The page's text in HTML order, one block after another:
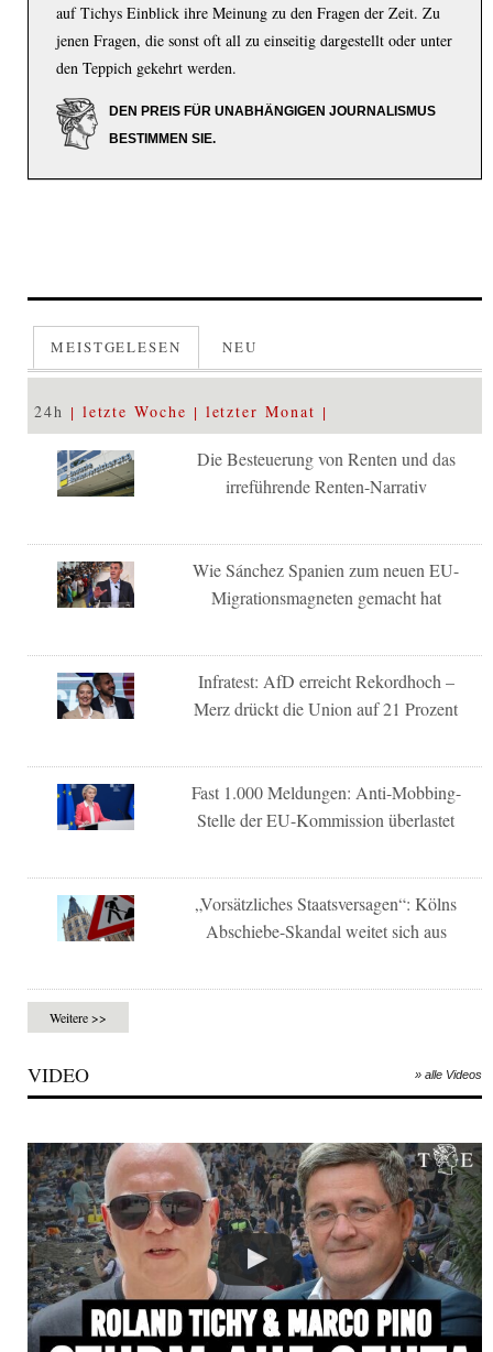
auf Tichys Einblick ihre Meinung zu den Fragen der Zeit. Zu
jenen Fragen, die sonst oft all zu einseitig dargestellt oder unter
den Teppich gekehrt werden.
DEN PREIS FÜR UNABHÄNGIGEN JOURNALISMUS
BESTIMMEN SIE.
MEISTGELESEN NEU
24h letzte Woche letzter Monat
Die Besteuerung von Renten und das
irreführende Renten-Narrativ
Wie Sánchez Spanien zum neuen EU-
Migrationsmagneten gemacht hat
Infratest: AfD erreicht Rekordhoch –
Merz drückt die Union auf 21 Prozent
Fast 1.000 Meldungen: Anti-Mobbing-
Stelle der EU-Kommission überlastet
„Vorsätzliches Staatsversagen“: Kölns
Abschiebe-Skandal weitet sich aus
Weitere >>
VIDEO » alle Videos